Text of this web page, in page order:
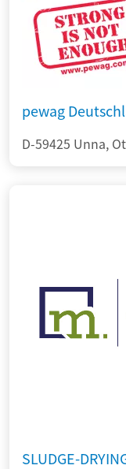
pewag
D-59425 Unna,
SLUDGE-